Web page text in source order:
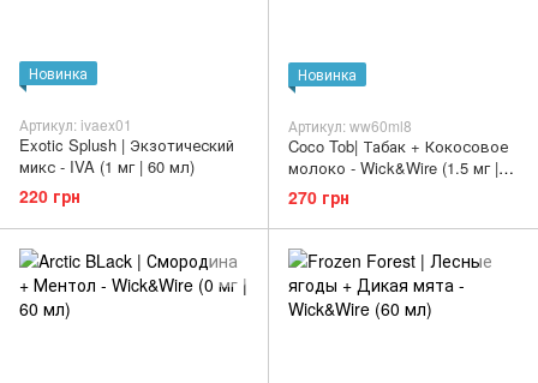
Новинка
Артикул: ivaex01
Exotic Splush | Экзотический
микс - IVA (1 мг | 60 мл)
220 грн
Новинка
Артикул: ww60ml8
Coco Tob| Табак + Кокосовое
молоко - Wick&Wire (1.5 мг |
60 мл)
270 грн